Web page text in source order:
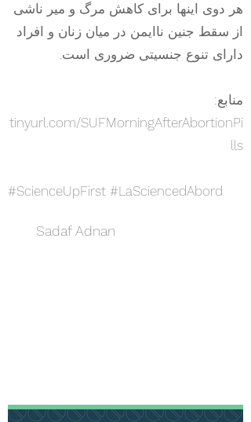
هر دوی اینها برای کاهش مرگ و میر ناشی
از سقط جنین ناایمن در میان زنان و افراد
دارای تنوع جنسیتی ضروری است.
منابع:
tinyurl.com/SUFMorningAfterAbortionPi
lls
#ScienceUpFirst #LaSciencedAbord
Sadaf Adnan